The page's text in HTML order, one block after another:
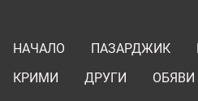
НАЧАЛО ПАЗАРДЖИК
КРИМИ
ДРУГИ ОБЯВИ